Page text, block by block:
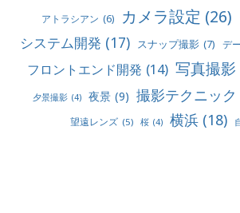
アトラシアン (6) カメラ設定 (26)
システム開発 (17) スナップ撮影 (7) デ
フロントエンド開発 (14) 写真撮影
夕景撮影 (4) 夜景 (9) 撮影テクニック
望遠レンズ (5) 桜 (4) 横浜 (18)